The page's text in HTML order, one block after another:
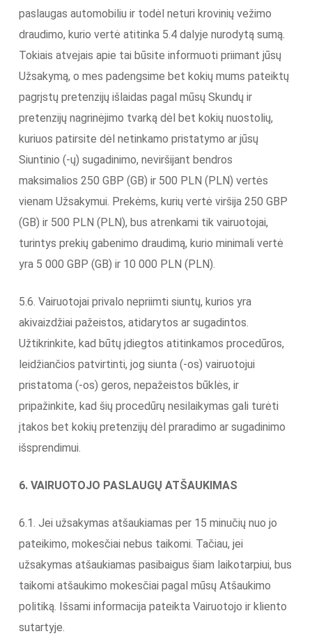
paslaugas automobiliu ir todėl neturi krovinių vežimo
draudimo, kurio vertė atitinka 5.4 dalyje nurodytą sumą.
Tokiais atvejais apie tai būsite informuoti priimant jūsų
Užsakymą, o mes padengsime bet kokių mums pateiktų
pagrįstų pretenzijų išlaidas pagal mūsų Skundų ir
pretenzijų nagrinėjimo tvarką dėl bet kokių nuostolių,
kuriuos patirsite dėl netinkamo pristatymo ar jūsų
Siuntinio (-ų) sugadinimo, neviršijant bendros
maksimalios 250 GBP (GB) ir 500 PLN (PLN) vertės
vienam Užsakymui. Prekėms, kurių vertė viršija 250 GBP
(GB) ir 500 PLN (PLN), bus atrenkami tik vairuotojai,
turintys prekių gabenimo draudimą, kurio minimali vertė
yra 5 000 GBP (GB) ir 10 000 PLN (PLN).
5.6. Vairuotojai privalo nepriimti siuntų, kurios yra
akivaizdžiai pažeistos, atidarytos ar sugadintos.
Užtikrinkite, kad būtų įdiegtos atitinkamos procedūros,
leidžiančios patvirtinti, jog siunta (-os) vairuotojui
pristatoma (-os) geros, nepažeistos būklės, ir
pripažinkite, kad šių procedūrų nesilaikymas gali turėti
įtakos bet kokių pretenzijų dėl praradimo ar sugadinimo
išsprendimui.
6. VAIRUOTOJO PASLAUGŲ ATŠAUKIMAS
6.1. Jei užsakymas atšaukiamas per 15 minučių nuo jo
pateikimo, mokesčiai nebus taikomi. Tačiau, jei
užsakymas atšaukiamas pasibaigus šiam laikotarpiui, bus
taikomi atšaukimo mokesčiai pagal mūsų Atšaukimo
politiką. Išsami informacija pateikta Vairuotojo ir kliento
sutartyje.